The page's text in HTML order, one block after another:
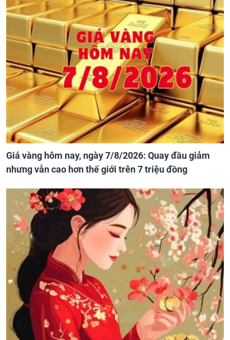
Giá vàng hôm nay, ngày 7/8/2026: Quay đầu giảm
nhưng vẫn cao hơn thế giới trên 7 triệu đồng